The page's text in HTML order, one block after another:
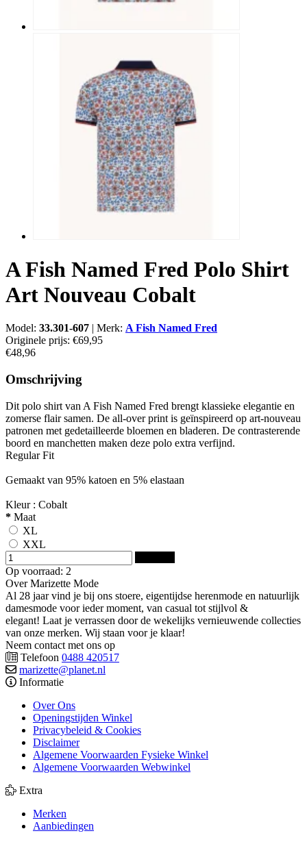
A Fish Named Fred Polo Shirt
Art Nouveau Cobalt
Model: 33.301-607 Merk: A Fish Named Fred
Originele prijs: €69,95
€48,96
Omschrijving
Dit polo shirt van A Fish Named Fred brengt klassieke elegantie en
zomerse flair samen. De all-over print is geïnspireerd op art-nouveau
patronen met gedetailleerde bloemen en bladeren. De contrasterende
boord en manchetten maken deze polo extra verfijnd.
Regular Fit
Gemaakt van 95% katoen en 5% elastaan
Kleur : Cobalt
* Maat
XL
XXL
Op voorraad: 2
Over Marizette Mode
Al 28 jaar vind je bij ons stoere, eigentijdse herenmode en natuurlijk
damesmode voor ieder moment, van casual tot stijlvol &
elegant! Laat je verrassen door de wekelijks vernieuwende collecties
van onze merken. Wij staan voor je klaar!
Neem contact met ons op
Telefoon 0488 420517
marizette@planet.nl
Informatie
Over Ons
Openingstijden Winkel
Privacybeleid & Cookies
Disclaimer
Algemene Voorwaarden Fysieke Winkel
Algemene Voorwaarden Webwinkel
Extra
Merken
Aanbiedingen